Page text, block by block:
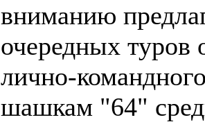
вниманию
очередных
лично-
шашкам "64"